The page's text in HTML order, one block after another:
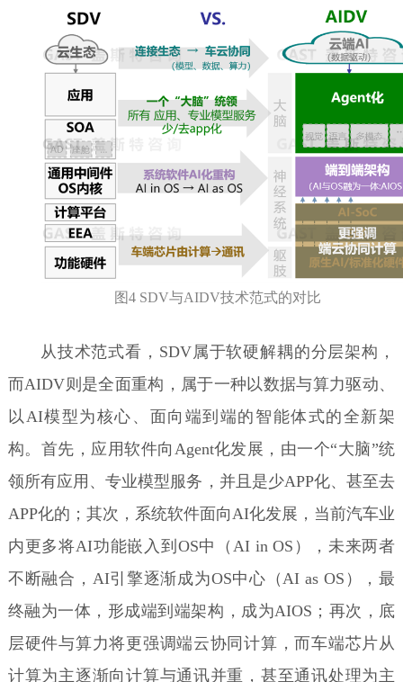
图4 SDV与AIDV技术范式的对比
从技术范式看，SDV属于软硬解耦的分层架构，
而AIDV则是全面重构，属于一种以数据与算力驱动、
以AI模型为核心、面向端到端的智能体式的全新架
构。首先，应用软件向Agent化发展，由一个“大脑”统
领所有应用、专业模型服务，并且是少APP化、甚至去
APP化的；其次，系统软件面向AI化发展，当前汽车业
内更多将AI功能嵌入到OS中（AI in OS），未来两者
不断融合，AI引擎逐渐成为OS中心（AI as OS），最
终融为一体，形成端到端架构，成为AIOS；再次，底
层硬件与算力将更强调端云协同计算，而车端芯片从
计算为主逐渐向计算与通讯并重，甚至通讯处理为主